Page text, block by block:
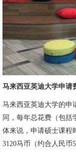
马来西亚英迪大学申请
马来西亚英迪大学的申
同，每年总花费（包括
体来说，申请硕士课程
3120马币（约合人民币